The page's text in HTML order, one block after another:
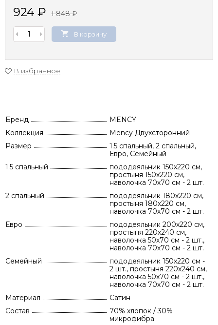
924 ₽ 1 848₽
В корзину
В избранное
Бренд
MENCY
Коллекция
Mency Двухсторонний
Размер
1.5 спальный, 2 спальный,
Евро, Семейный
1.5 спальный
пододеяльник 150х220 см,
простыня 150х220 см,
наволочка 70х70 см - 2 шт.
2 спальный
пододеяльник 180х220 см,
простыня 180х220 см,
наволочка 70х70 см - 2 шт.
Евро
пододеяльник 200х220 см,
простыня 220х240 см,
наволочка 50х70 см - 2 шт.,
наволочка 70х70 см - 2 шт.
Семейный
пододеяльник 150х220 см -
2 шт., простыня 220х240 см,
наволочка 50х70 см - 2 шт.,
наволочка 70х70 см - 2 шт.
Материал
Сатин
Состав
70% хлопок / 30%
микрофибра